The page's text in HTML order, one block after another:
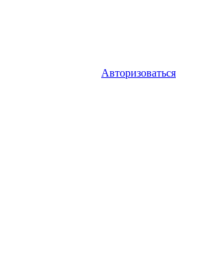
Авторизоваться